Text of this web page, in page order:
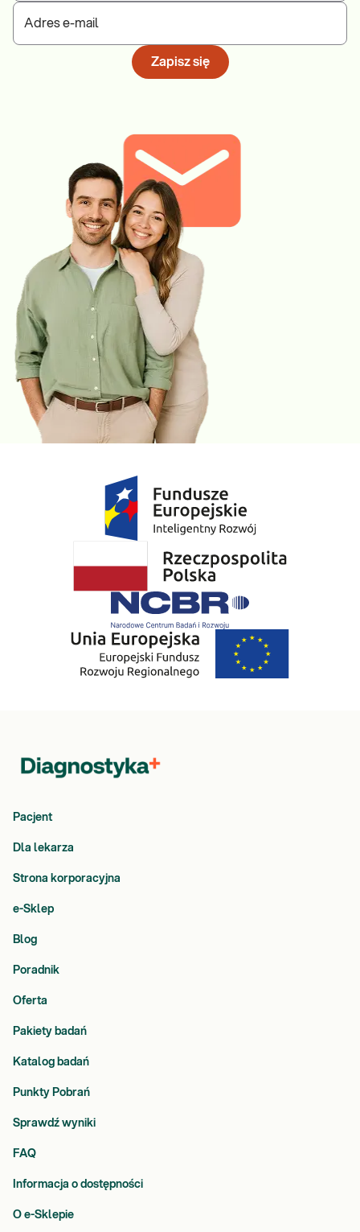
Adres e-mail
Zapisz się
Pacjent
Dla lekarza
Strona korporacyjna
e-Sklep
Blog
Poradnik
Oferta
Pakiety badań
Katalog badań
Punkty Pobrań
Sprawdź wyniki
FAQ
Informacja o dostępności
O e-Sklepie